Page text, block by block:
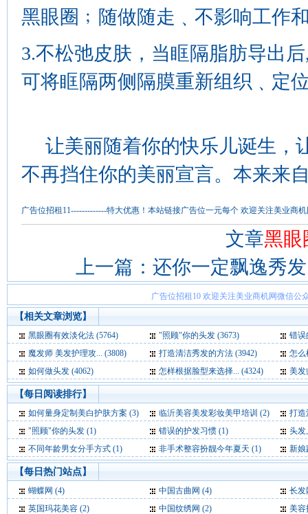
黑眼圈﹔随做随走﹑不影响工作
3.不松弛皮肤，当眶隔脂肪导出
可将眶隔两侧隔膜重新组织﹑定
让美丽随着你的快乐儿诞生，
不再挡住你的美丽宣言。本来来
广告位招租11-------------特大优惠！本站链接广告位一元每个 欢迎关注美业商
文章黑眼
上一篇： 还你一定飘逸秀发
广告位招租10 欢迎关注美业商机网微信公
【相关文章浏览】
黑眼圈有效淡化法 (5764) "照顾"你的头发 (3673)
错误
魔发师 美发护理攻... (3808)
打造清洁秀发的方法 (3942)
怎么
如何做头发 (4062)
怎样根据脸型来选择... (4324) 美发
【每日阅读排行】
如何量身定制美白护肤方案 (3) 临沂美容美发彩妆美甲培训 (2)
打造
"照顾"你的头发 (1)
错误的护发习惯 (1)
头发
不同年龄男女分手方式 (1)
非手术整容扮靓今年夏天 (1) 新娘
【每日热门站点】
蝴蝶网 (4) 中国古曲网 (4)
长发
英国玛花美容 (2) 中国纹绣网 (2) 美容